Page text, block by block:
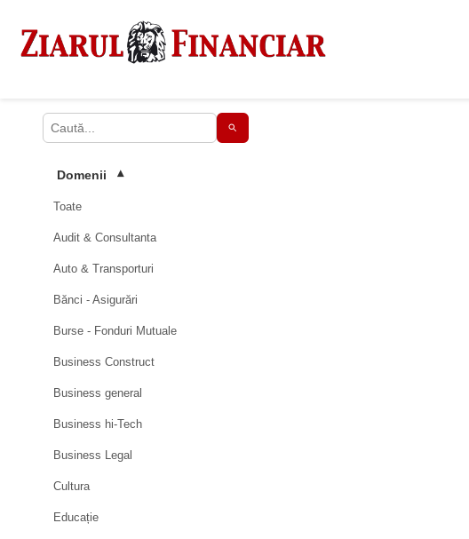
Domenii ▾
Toate
Audit & Consultanta
Auto & Transporturi
Bănci - Asigurări
Burse - Fonduri Mutuale
Business Construct
Business general
Business hi-Tech
Business Legal
Cultura
Educație